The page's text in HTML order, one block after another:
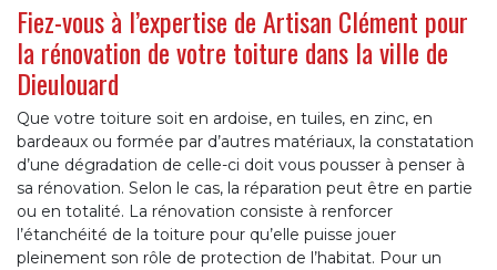
Fiez-vous à l’expertise de Artisan Clément pour
la rénovation de votre toiture dans la ville de
Dieulouard
Que votre toiture soit en ardoise, en tuiles, en zinc, en
bardeaux ou formée par d’autres matériaux, la constatation
d’une dégradation de celle-ci doit vous pousser à penser à
sa rénovation. Selon le cas, la réparation peut être en partie
ou en totalité. La rénovation consiste à renforcer
l’étanchéité de la toiture pour qu’elle puisse jouer
pleinement son rôle de protection de l’habitat. Pour un